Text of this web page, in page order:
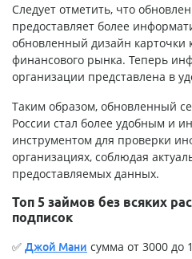
Следует отметить, что
предоставляет более
обновленный дизайн карточки
финансового рынка. Теперь
организации представлена в
Таким образом, обновленный
России стал более удобным и
инструментом для проверки
организациях, соблюдая
предоставляемых данных.
Топ 5 займов без всяких
подписок
✅ Джой Мани сумма от 3000 до